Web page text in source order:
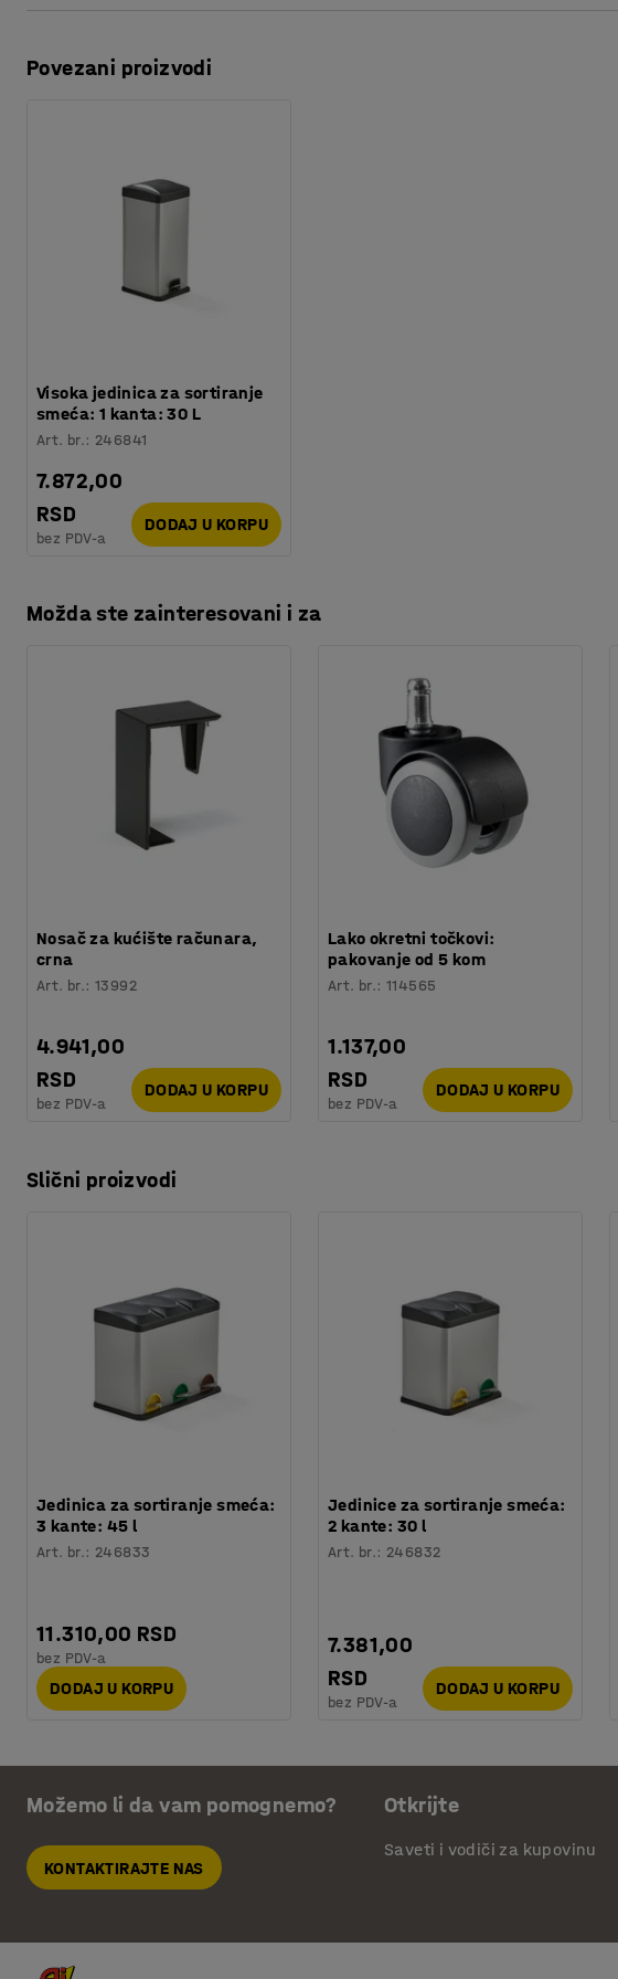
Preuzmite uputstva za održavanje
Povezani proizvodi
Visoka jedinica za sortiranje
smeća: 1 kanta: 30 L
Art. br.: 246841
7.872,00
RSD
bez PDV-a
DODAJ U KORPU
Možda ste zainteresovani i za
Nosač za kućište računara,
crna
Art. br.:13992
4.941,00
RSD
bez PDV-a
DODAJ U KORPU
Lako okretni točkovi:
pakovanje od 5 kom
Art. br.:114565
1.137,00
RSD
bez PDV-a
DODAJ U KORPU
Slični proizvodi
Jedinica za sortiranje smeća:
3 kante: 45 l
Art. br.: 246833
11.310,00 RSD
bez PDV-a
DODAJ U KORPU
Jedinice za sortiranje smeća:
2 kante: 30 l
Art. br.: 246832
7.381,00
RSD
bez PDV-a
DODAJ U KORPU
Možemo li da vam pomognemo?
KONTAKTIRAJTE NAS
Otkrijte
Saveti i vodiči za kupovinu